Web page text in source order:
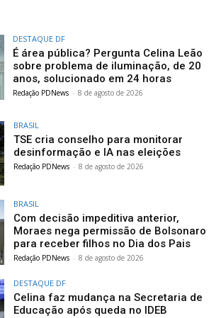
DESTAQUE DF
É área pública? Pergunta Celina Leão
sobre problema de iluminação, de 20
anos, solucionado em 24 horas
Redação PDNews - 8 de agosto de 2026
BRASIL
TSE cria conselho para monitorar
desinformação e IA nas eleições
Redação PDNews - 8 de agosto de 2026
BRASIL
Com decisão impeditiva anterior,
Moraes nega permissão de Bolsonaro
para receber filhos no Dia dos Pais
Redação PDNews - 8 de agosto de 2026
DESTAQUE DF
Celina faz mudança na Secretaria de
Educação após queda no IDEB